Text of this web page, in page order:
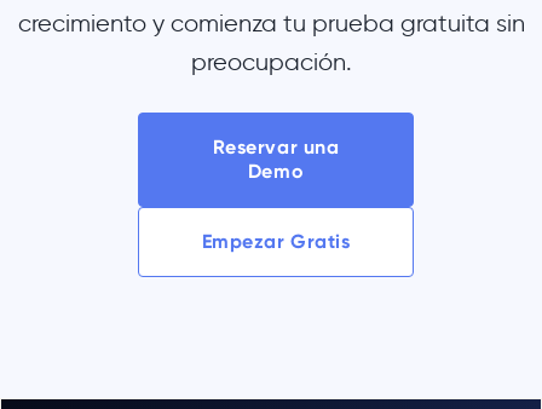
crecimiento y comienza tu prueba gratuita sin
preocupación.
Reservar una
Demo
Empezar Gratis